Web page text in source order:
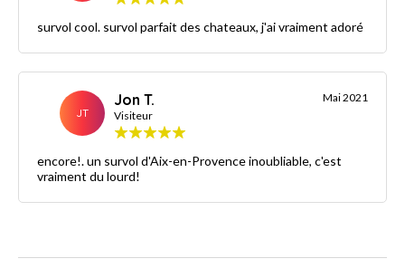
survol cool. survol parfait des chateaux, j'ai vraiment adoré
JT
Jon T.
Visiteur
Mai 2021
encore!. un survol d'Aix-en-Provence inoubliable, c'est
vraiment du lourd!